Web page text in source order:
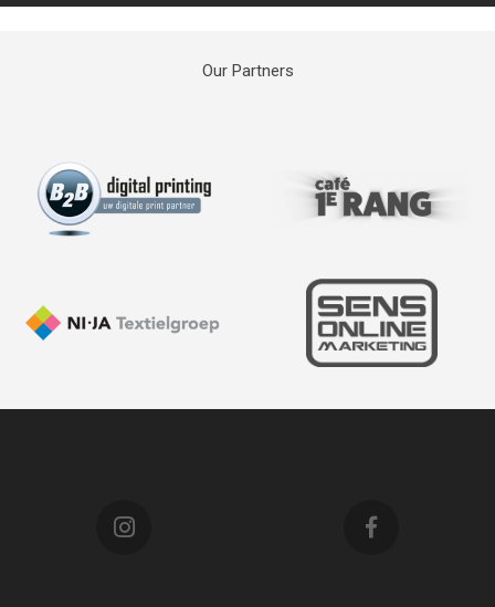
Our Partners